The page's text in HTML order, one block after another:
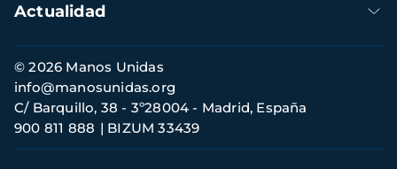
Actualidad
Información
de
contacto
© 2026 Manos Unidas
C/ Barquillo, 38 - 3º28004 - Madrid, España
900 811 888
BIZUM 33439
info@manosunidas.org